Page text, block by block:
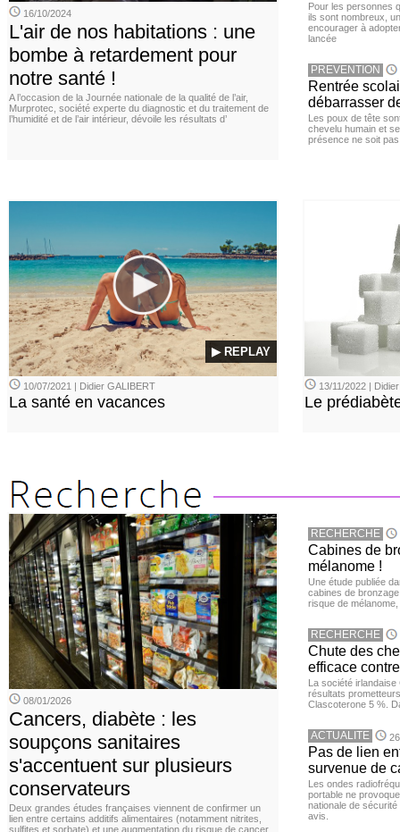
16/10/2024
L'air de nos habitations : une
bombe à retardement pour
notre santé !
A l’occasion de la Journée nationale de la qualité de l’air,
Murprotec, société experte du diagnostic et du traitement de
l’humidité et de l’air intérieur, dévoile les résultats d’
Pour les personnes
ils sont nombreux,
encourager à
lancée
PREVENTION
Rentrée
débarrasser
Les poux de tête
chevelu humain et
présence ne soit
▶ REPLAY
10/07/2021 | Didier GALIBERT
La santé en vacances
13/11/2022 |
Le
08/01/2026
Cancers, diabète : les
soupçons sanitaires
s'accentuent sur plusieurs
conservateurs
Deux grandes études françaises viennent de confirmer un
lien entre certains additifs alimentaires (notamment nitrites,
sulfites et sorbate) et une augmentation du risque de cancer
RECHERCHE
Cabines de
mélanome !
Une étude publiée
cabines de
risque de
RECHERCHE
Chute des
efficace
La société
résultats
Clascoterone 5 %.
ACTUALITE
Pas de lien
survenue de
Les ondes
portable ne
nationale de
avis.